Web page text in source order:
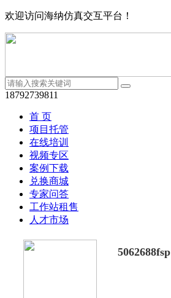
欢迎访问海纳仿真交互平台！
18792739811
首 页
项目托管
在线培训
视频专区
案例下载
兑换商城
专家问答
工作站租售
人才市场
5062688fsp